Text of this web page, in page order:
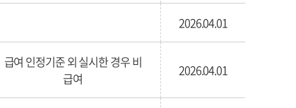
2026.04.01
급여 인정기준 외 실시한 경우 비
급여
2026.04.01